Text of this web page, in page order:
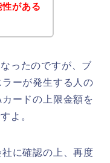
がある
ったのですが、ブ
ーが発生する人の
ードの上限金額を
よ。
に確認の上、再度